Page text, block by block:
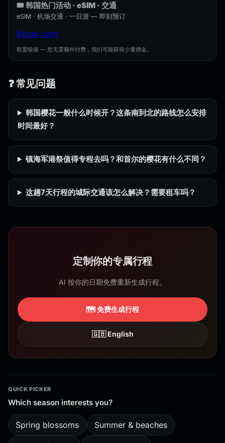
🎟️ 韩国热门活动 · eSIM · 交通
eSIM · 机场交通 · 一日游 — 即刻预订
Klook.com
联盟链接 — 您无需额外付费，我们可能获得少量佣金。
❓ 常见问题
韩国樱花一般什么时候开？这条南到北的路线怎么安排
时间最好？
镇海军港祭值得专程去吗？和首尔的樱花有什么不同？
这趟7天行程的城际交通该怎么解决？需要租车吗？
定制你的专属行程
AI 按你的日期免费重新生成行程。
🗺️ 免费生成行程
🇬🇧 English
QUICK PICKER
Which season interests you?
Spring blossoms Summer & beaches